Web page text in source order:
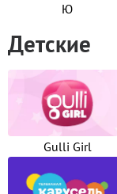
Ю
Детские
Gulli Girl